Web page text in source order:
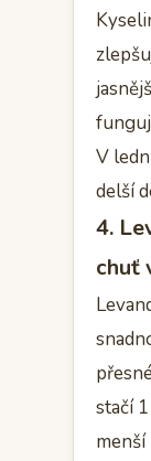
V
delší
4.
chuť
stačí